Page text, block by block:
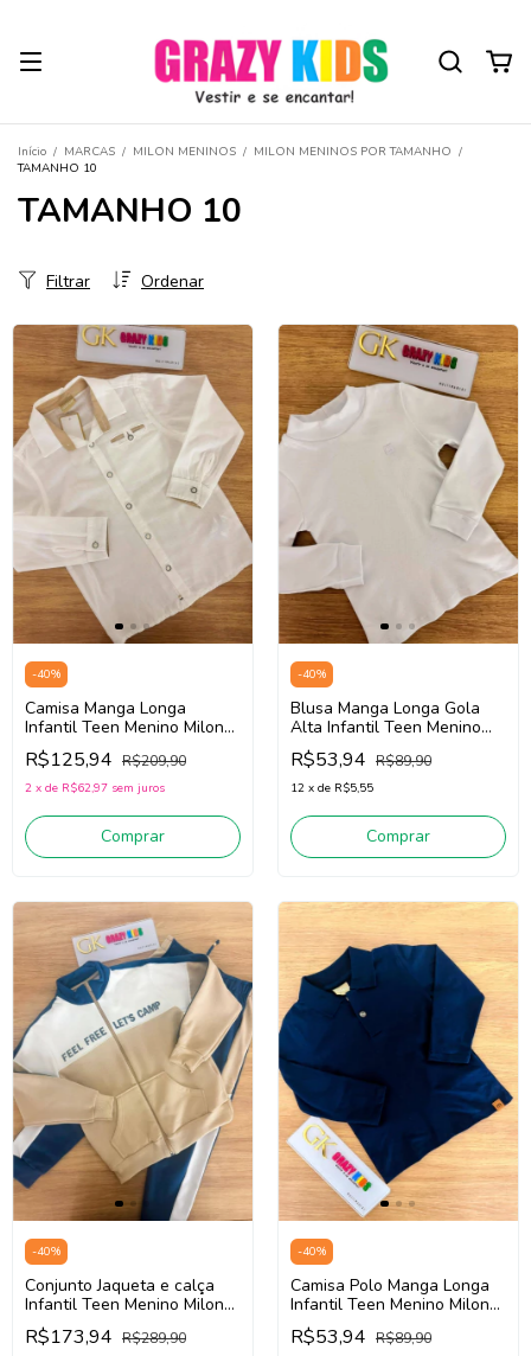
Início / MARCAS / MILON MENINOS / MILON MENINOS POR TAMANHO /
TAMANHO 10
TAMANHO 10
Ordenar
Filtrar
-40%
Camisa Manga Longa
Infantil Teen Menino Milon
2001584 (Off White)
R$125,94 R$209,90
2 x de R$62,97 sem juros
Comprar
-40%
Blusa Manga Longa Gola
Alta Infantil Teen Menino
Milon 2001890 (Branco)
R$53,94 R$89,90
12 x de R$5,55
Comprar
-40%
Conjunto Jaqueta e calça
Infantil Teen Menino Milon
2001546 (Bege/Azul)
R$173,94 R$289,90
-40%
Camisa Polo Manga Longa
Infantil Teen Menino Milon
2000993 (Marinho)
R$53,94 R$89,90